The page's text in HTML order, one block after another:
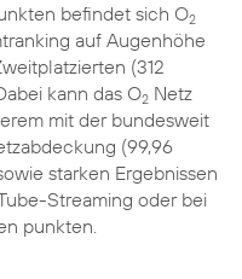
befindet sich O2
auf Augenhöhe
(312
kann das O2Netz
mit der bundesweit
(99,96
starken Ergebnissen
Streaming oder bei
punkten.